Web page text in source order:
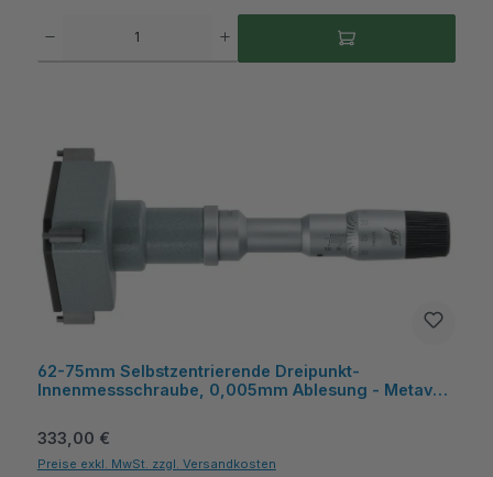
62-75mm Selbstzentrierende Dreipunkt-
Innenmessschraube, 0,005mm Ablesung - Metav
Regulärer Preis:
333,00 €
Preise exkl. MwSt. zzgl. Versandkosten